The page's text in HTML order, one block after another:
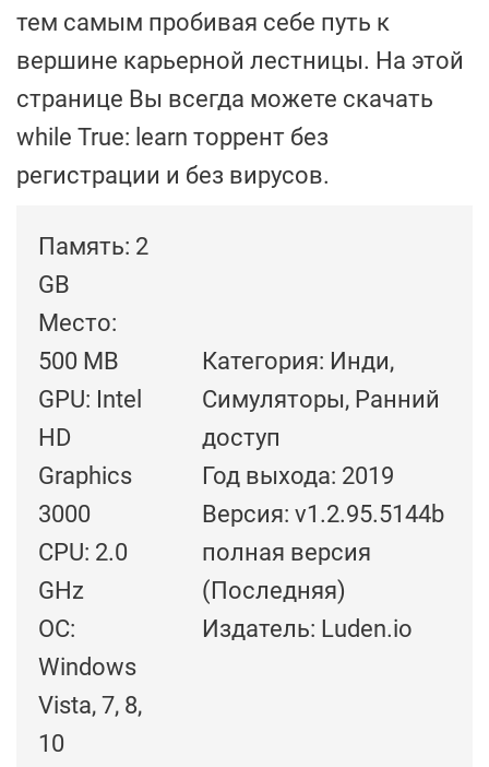
тем самым пробивая себе путь к
вершине карьерной лестницы. На этой
странице Вы всегда можете скачать
while True: learn торрент без
регистрации и без вирусов.
Память: 2
GB
Место:
500 MB
GPU: Intel
HD
Graphics
3000
CPU: 2.0
GHz
ОС:
Windows
Vista, 7, 8,
10
Категория: Инди,
Симуляторы, Ранний
доступ
Год выхода: 2019
Версия: v1.2.95.5144b
полная версия
(Последняя)
Издатель: Luden.io